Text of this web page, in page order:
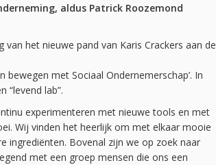
aldus Patrick Roozemond
het nieuwe pand van Karis Crackers aan de
met Sociaal Ondernemerschap’. In
“levend lab”.
experimenteren met nieuwe tools en met
Wij vinden het heerlijk om met elkaar mooie
ingrediënten. Bovenal zijn we op zoek naar
met een groep mensen die ons een